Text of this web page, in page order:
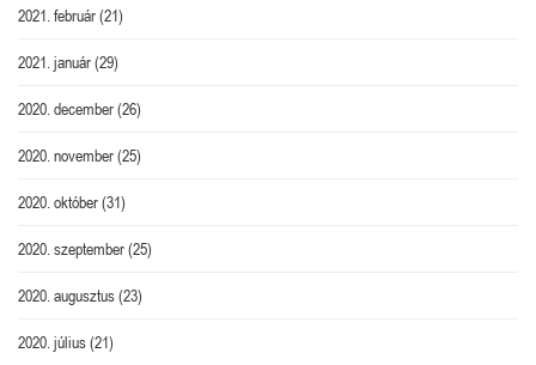
2021. február(21)
2021. január(29)
2020. december(26)
2020. november(25)
2020. október(31)
2020. szeptember(25)
2020. augusztus(23)
2020. július(21)